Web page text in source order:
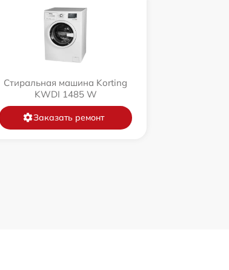
Стиральная машина Korting
KWDI 1485 W
Заказать ремонт